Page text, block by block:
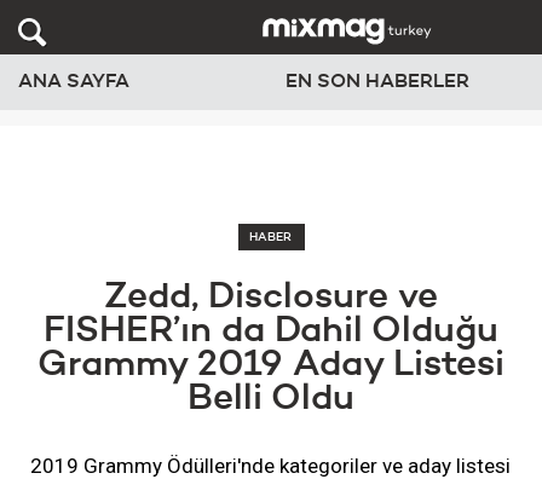
ANA SAYFA EN SON HABERLER
HABER
Zedd, Disclosure ve
FISHER’ın da Dahil Olduğu
Grammy 2019 Aday Listesi
Belli Oldu
2019 Grammy Ödülleri'nde kategoriler ve aday listesi